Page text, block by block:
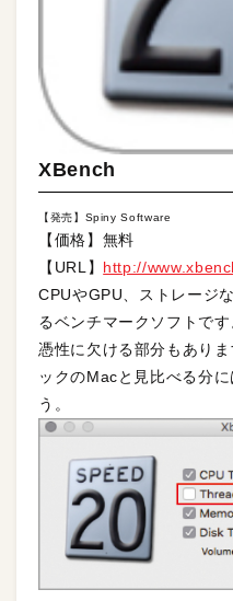
XBench
【発売】Spiny Software
【価格】無料
【URL】 http://
CPUやGPU、ストレージ
るベンチマークソフトで
憑性に欠ける部分もあり
ックのMacと見比べる分
う。